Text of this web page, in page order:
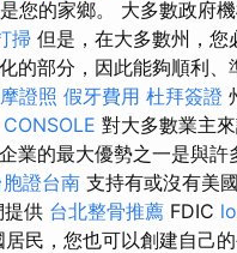
您的家鄉。 大多數政府
掃 但是，在大多數州，您
的部分，因此能夠順利
證照 假牙費用 杜拜簽證
對大多數業主
業的最大優勢之一是與
胞證台南 支持有或沒有美國
提供 台北整骨推薦 FDIC
民，您也可以創建自己